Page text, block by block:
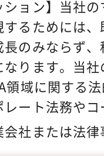
有資格者も1
務部長・イン
があり、強い
社の魅力：同
ラントエンジ
と比較しても
いポートフォ
ション】当社
するためには
長のみならず
なります。当
領域に関する
レート法務や
幅広く携わっ
会社または法